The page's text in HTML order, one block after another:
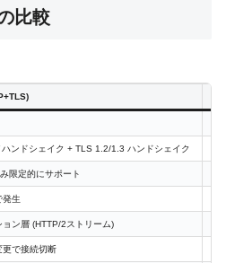
比較
ンドシェイク + TLS 1.2/1.3 ハンドシェイク
限定的にサポート
発生
ョン層 (HTTP/2ストリーム)
更で接続切断